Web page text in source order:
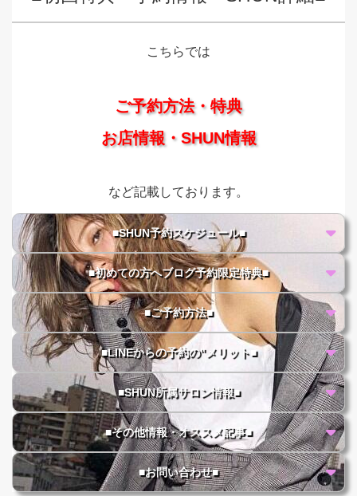
こちらでは
ご予約方法・特典
お店情報・SHUN情報
など記載しております。
■SHUN予約スケジュール■
■初めての方へブログ予約限定特典■
■ご予約方法■
■LINEからの予約の"メリット■
■SHUN所属サロン情報■
■その他情報・オススメ記事■
■お問い合わせ■